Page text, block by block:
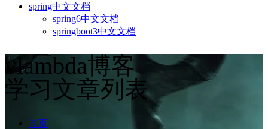
spring中文文档
spring6中文文档
springboot3中文文档
vlambda博客
学习文章列表
首页